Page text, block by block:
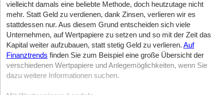
vielleicht damals eine beliebte Methode, doch heutzutage nicht
mehr. Statt Geld zu verdienen, dank Zinsen, verlieren wir es
stattdessen nur. Aus diesem Grund entscheiden sich viele
Unternehmen, auf Wertpapiere zu setzen und so mit der Zeit das
Kapital weiter aufzubauen, statt stetig Geld zu verlieren. Auf
Finanztrends finden Sie zum Beispiel eine große Übersicht der
verschiedenen Wertpapiere und Anlegemöglichkeiten, wenn Sie
dazu weitere Informationen suchen.